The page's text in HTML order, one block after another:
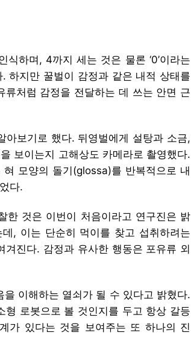
하며, 4까지 세는 것은 물론 ‘0’이라는
하지만 꿀벌이 감정과 같은 내적 상태를
처럼 감정을 전달하는 데 쓰는 안면 근
보기로 했다. 뒤영벌에게 설탕과 소금,
보이는지 고해상도 카메라로 촬영했다.
모양의 돌기(glossa)를 반복적으로 내
다.
한 것은 이번이 처음이라고 연구진은 밝
, 이는 단순히 먹이를 찾고 섭취하려는
진다. 감정과 유사한 행동은 포유류 외
이해하는 열쇠가 될 수 있다고 밝혔다.
형 로봇으로 볼 것인지를 두고 항상 갈등
가 있다는 것을 보여주는 또 하나의 진